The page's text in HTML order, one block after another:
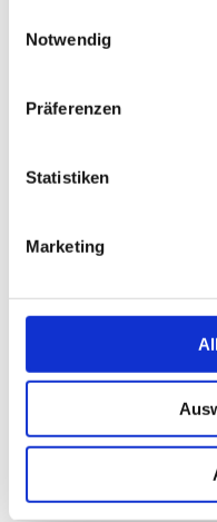
Notwendig
Präferenzen
Statistiken
Marketing
(komplett mit
Gesamtgewicht
Gesamtgewicht
Gesamtgewicht
Betriebstemperatur: -
Alle Angaben sind zirka
(Falten, Blasen,
Farbtonabweichungen)
sind konstruktiv, physikalisch
Kontakt